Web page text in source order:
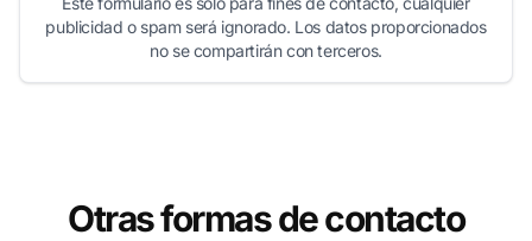
publicidad o spam será ignorado. Los datos proporcionados
no se compartirán con terceros.
Otras formas de contacto